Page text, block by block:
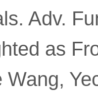
Adv.
as
Wang,